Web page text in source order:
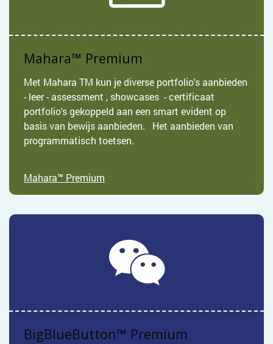
Mahara™ Premium
Met Mahara TM kun je diverse portfolio's aanbieden
- leer - assessment , showcases - certificaat
portfolio's gekoppeld aan een smart evident op
basis van bewijs aanbieden. Het aanbieden van
programmatisch toetsen.
Mahara™ Premium
BigBlueButton™ Premium